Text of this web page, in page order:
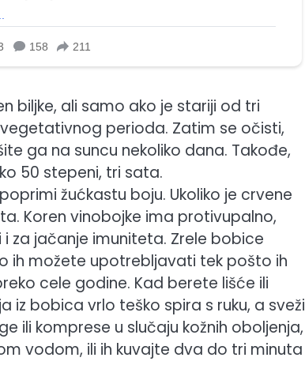
biljke, ali samo ako je stariji od tri
perioda. Zatim se očisti,
ga na suncu nekoliko dana. Takođe,
50 stepeni, tri sata.
žućkastu boju. Ukoliko je crvene
Koren vinobojke ima protivupalno,
za jačanje imuniteta. Zrele bobice
ih možete upotrebljavati tek pošto ih
cele godine. Kad berete lišće ili
bobica vrlo teško spira s ruku, a sveži
ili komprese u slučaju kožnih oboljenja,
vodom, ili ih kuvajte dva do tri minuta